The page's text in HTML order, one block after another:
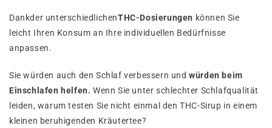
Dankder unterschiedlichenTHC-Dosierungen können Sie
leicht Ihren Konsum an Ihre individuellen Bedürfnisse
anpassen.
Sie würden auch den Schlaf verbessern undwürden beim
Einschlafen helfen. Wenn Sie unter schlechter Schlafqualität
leiden, warum testen Sie nicht einmal den THC-Sirup in einem
kleinen beruhigenden Kräutertee?